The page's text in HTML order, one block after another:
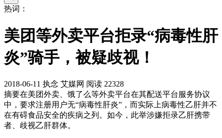
热词：
美团等外卖平台拒录“病毒性肝
炎”骑手，被疑歧视！
2018-06-11 执念 艾媒网 阅读 22328
摘要在美团外卖、饿了么等外卖平台在其配送平台服务协议
中，要求注册用户无“病毒性肝炎”，而实际上病毒性乙肝并不
在有碍食品安全的疾病之列。如今，此举涉嫌拒录乙肝携带
者、歧视乙肝群体。